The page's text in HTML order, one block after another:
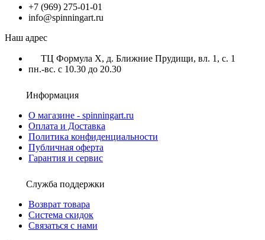
+7 (969) 275-01-01
info@spinningart.ru
Наш адрес
ТЦ Формула X, д. Ближние Прудищи, вл. 1, с. 1
пн.-вс. с 10.30 до 20.30
Информация
О магазине - spinningart.ru
Оплата и Доставка
Политика конфиденциальности
Публичная оферта
Гарантия и сервис
Служба поддержки
Возврат товара
Система скидок
Связаться с нами